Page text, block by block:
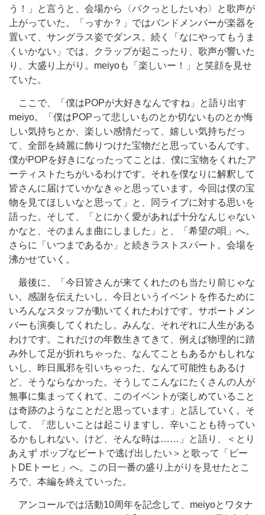
う！」と言うと、会場から〈パクっとしたいわ〉と歌声が
上がっていた。「っすか？」ではバンドメンバーが楽器を
置いて、サングラス姿でダンス。続く「なにやってもうま
くいかない」では、クラップが起こったり、歌声が響いた
り、大盛り上がり。meiyoも「楽しいー！」と笑顔を見せ
ていた。
ここで、「僕はPOPが大好きなんですね」と語り出す
meiyo。「僕はPOPって悲しいものとか切ないものとか悔
しい気持ちとか、楽しい感情だって、嬉しい気持ちだっ
て、全部を綺麗に飾りつけた宝物だと思っているんです。
僕がPOPを好きになったってことは、僕に宝物をくれたア
ーティストたちがいるわけです。それを僕なりに解釈して
皆さんに届けていかなきゃと思っています。今回は僕の宝
物を見てほしいなと思って」と、同ライブに対する思いを
語った。そして、「とにかく愛があれば十分なんじゃない
かなと、そのまんま曲にしました」と、「希望の唄」へ。
さらに「いつまであるか」と続きラストスパート。会場を
沸かせていく。
最後に、「今日皆さんが来てくれたのも当たり前じゃな
い。感謝を伝えたいし、今日というイベントを作るために
いろんなスタッフが動いてくれたわけです。サポートメン
バーも演奏してくれたし。みんな、それぞれに人生がある
わけです。これだけの年数生きてきて、例えば物理的に踏
み外して足が折れちゃった、なんてこともあるかもしれな
いし、昨日風邪を引いちゃった、なんて可能性もあるけ
ど、そうならなかった。そうしてこんなにたくさんの人が
無事に集まってくれて、このイベントが楽しめていること
は奇跡のようなことだと思っています」と話していく。そ
して、「悲しいことは起こりますし、辛いことも待ってい
るかもしれない。けど、そんな時は……」と語り、＜とり
あえず ポップなビートで逃げ出したい＞と歌って「ビー
トDEトーヒ」へ。この日一番の盛り上がりを見せたとこ
ろで、本編を終えていった。
アンコールでは活動10周年を記念して、meiyoとワタナ